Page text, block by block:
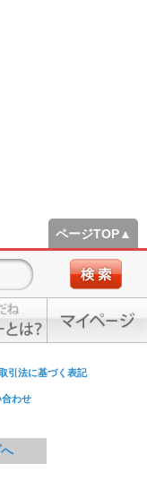
ページTOP▲
引法に基づく表記
合わせ